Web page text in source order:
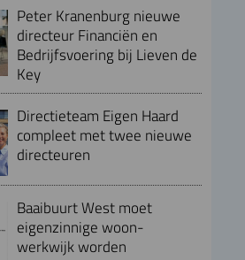
Peter Kranenburg nieuwe
directeur Financiën en
Bedrijfsvoering bij Lieven de
Key
Directieteam Eigen Haard
compleet met twee nieuwe
directeuren
Baaibuurt West moet
eigenzinnige woon-
werkwijk worden